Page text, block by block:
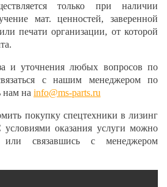
только при наличии
мат. ценностей, заверенной
печати организации, от которой
и уточнения любых вопросов по
с нашим менеджером по
нам на info@ms-parts.ru
покупку спецтехники в лизинг
оказания услуги можно
или связавшись с менеджером